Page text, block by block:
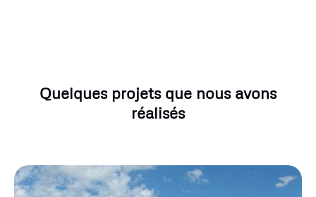
Quelques projets que nous avons
réalisés